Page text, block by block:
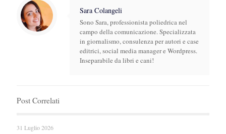
Sara Colangeli
Sono Sara, professionista poliedrica nel
campo della comunicazione. Specializzata
in giornalismo, consulenza per autori e case
editrici, social media manager e Wordpress.
Inseparabile da libri e cani!
Post Correlati
31 Luglio 2026